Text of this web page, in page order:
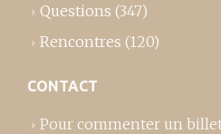
Questions (347)
Rencontres (120)
CONTACT
Pour commenter un